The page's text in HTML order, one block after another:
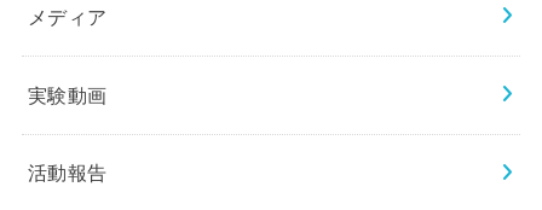
メディア
実験動画
活動報告